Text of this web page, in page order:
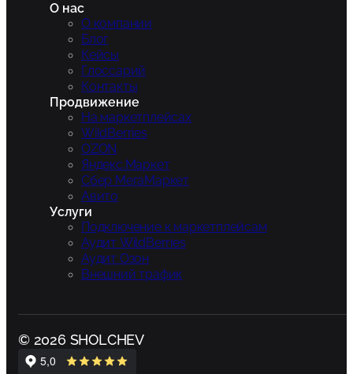
О нас
О компании
Блог
Кейсы
Глоссарий
Контакты
Продвижение
На маркетплейсах
WildBerries
OZON
Яндекс.Маркет
Сбер МегаМаркет
Авито
Услуги
Подключение к маркетплейсам
Аудит WildBerries
Аудит Озон
Внешний трафик
© 2026 SHOLCHEV